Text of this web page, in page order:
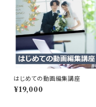
はじめての動画編集講座
¥19,000